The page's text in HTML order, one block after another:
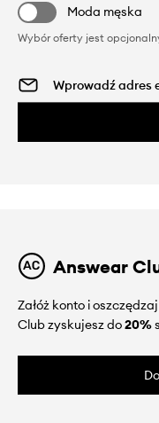
Moda męska
Wybór oferty jest
Answear
Załóż konto i
Club zyskujesz do20%